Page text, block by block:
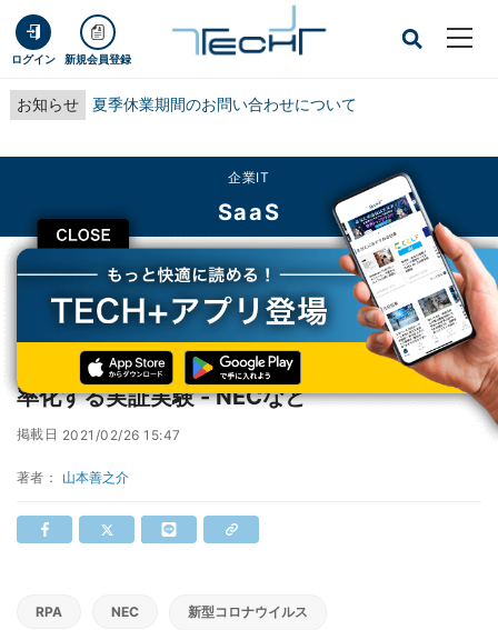
ログイン 新規会員登録
お知らせ 夏季休業期間のお問い合わせについて
CLOSE
企業IT
SaaS
TECH+ 企業IT
SaaS
RPAで新型コロナ感染者の管理システムを効率化する実証実験 - NECなど
RPAで新型コロナ感染者の管理システムを効
率化する実証実験 - NECなど
掲載日 2021/02/26 15:47
著者： 山本善之介
RPA NEC 新型コロナウイルス